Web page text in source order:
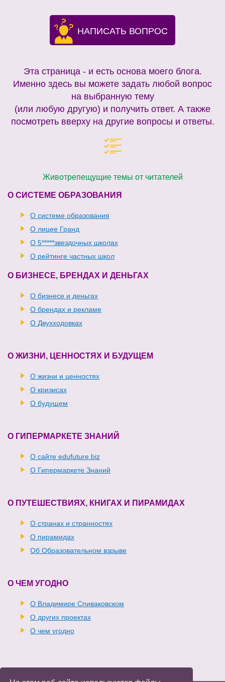
НАПИСАТЬ ВОПРОС
Эта страница - и есть основа моего блога.
Именно здесь вы можете задать любой вопрос
на выбранную тему
(или любую другую) и получить ответ. А также
посмотреть вверху на другие вопросы и ответы.
Животрепещущие темы от читателей
О СИСТЕМЕ ОБРАЗОВАНИЯ
О системе образования
О лицее Гранд
О 5*****звездочных школах
О рейтинге частных школ
О БИЗНЕСЕ, БРЕНДАХ И ДЕНЬГАХ
О бизнесе и деньгах
О брендах и рекламе
О Двухходовках
О ЖИЗНИ, ЦЕННОСТЯХ И БУДУЩЕМ
О жизни и ценностях
О кризисах
О будущем
О ГИПЕРМАРКЕТЕ ЗНАНИЙ
О сайте edufuture.biz
О Гипермаркете Знаний
О ПУТЕШЕСТВИЯХ, КНИГАХ И ПИРАМИДАХ
О странах и странностях
О пирамидах
Об Образовательном взрыве
О ЧЕМ УГОДНО
О Владимире Спиваковском
О других проектах
О чем угодно